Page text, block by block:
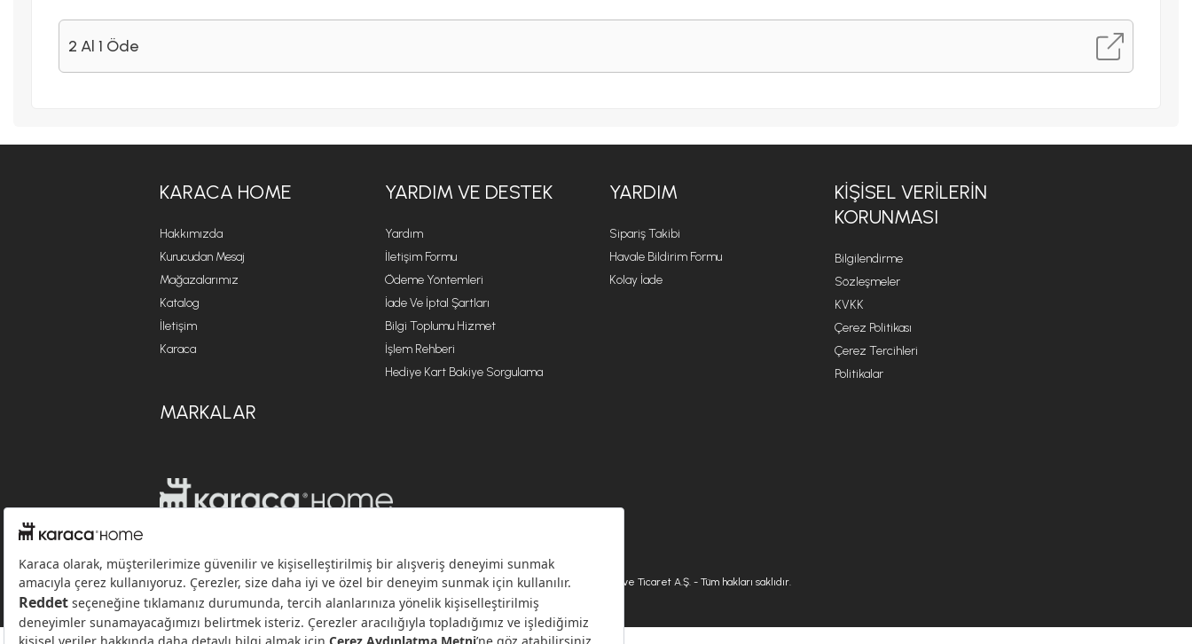
2 Al 1 Öde
KARACA HOME
Hakkımızda
Kurucudan Mesaj
Mağazalarımız
Katalog
İletişim
Karaca
YARDIM VE DESTEK
Yardım
İletişim Formu
Ödeme Yöntemleri
İade Ve İptal Şartları
Bilgi Toplumu Hizmet
İşlem Rehberi
Hediye Kart Bakiye Sorgulama
YARDIM
Sipariş Takibi
Havale Bildirim Formu
Kolay İade
KİŞİSEL VERİLERİN
KORUNMASI
Bilgilendirme
Sözleşmeler
KVKK
Çerez Politikası
Çerez Tercihleri
Politikalar
MARKALAR
© 2026 Karaca Home Collection Tekstil Sanayi ve Ticaret A.Ş. - Tüm hakları saklıdır.